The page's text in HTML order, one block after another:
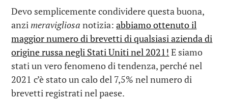
Devo semplicemente condividere questa buona,
anzi meravigliosa notizia:abbiamo ottenuto il
maggior numero di brevetti di qualsiasi azienda di
origine russa negli Stati Uniti nel 2021! E siamo
stati un vero fenomeno di tendenza, perché nel
2021 c’è stato un calo del 7,5% nel numero di
brevetti registrati nel paese.